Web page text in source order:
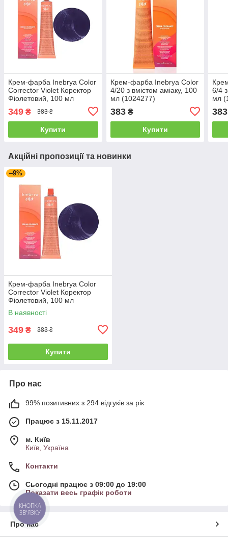
Крем-фарба Inebrya Сolor
Corrector Violet Коректор
Фіолетовий, 100 мл
349 ₴ 383 ₴
Купити
Крем-фарба Inebrya Сolor
4/20 з вмiстом амiаку, 100
мл (1024277)
383₴
Купити
6/4
мл
383
Акційні пропозиції та новинки
–9%
Крем-фарба Inebrya Сolor
Corrector Violet Коректор
Фіолетовий, 100 мл
(1006681)
В наявності
349 ₴ 383 ₴
Купити
Про нас
99% позитивних з 294 відгуків за рік
Працює з 15.11.2017
м. Київ
Київ, Україна
Контакти
Сьогодні працює з 09:00 до 19:00
Показати весь графік роботи
Про нас
КНОПКА
ЗВ'ЯЗКУ